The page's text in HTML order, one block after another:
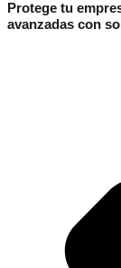
Protege tu
avanzadas con